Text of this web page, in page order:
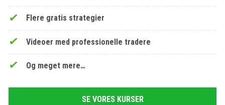
Flere gratis strategier
Videoer med professionelle tradere
Og meget mere…
SE VORES KURSER